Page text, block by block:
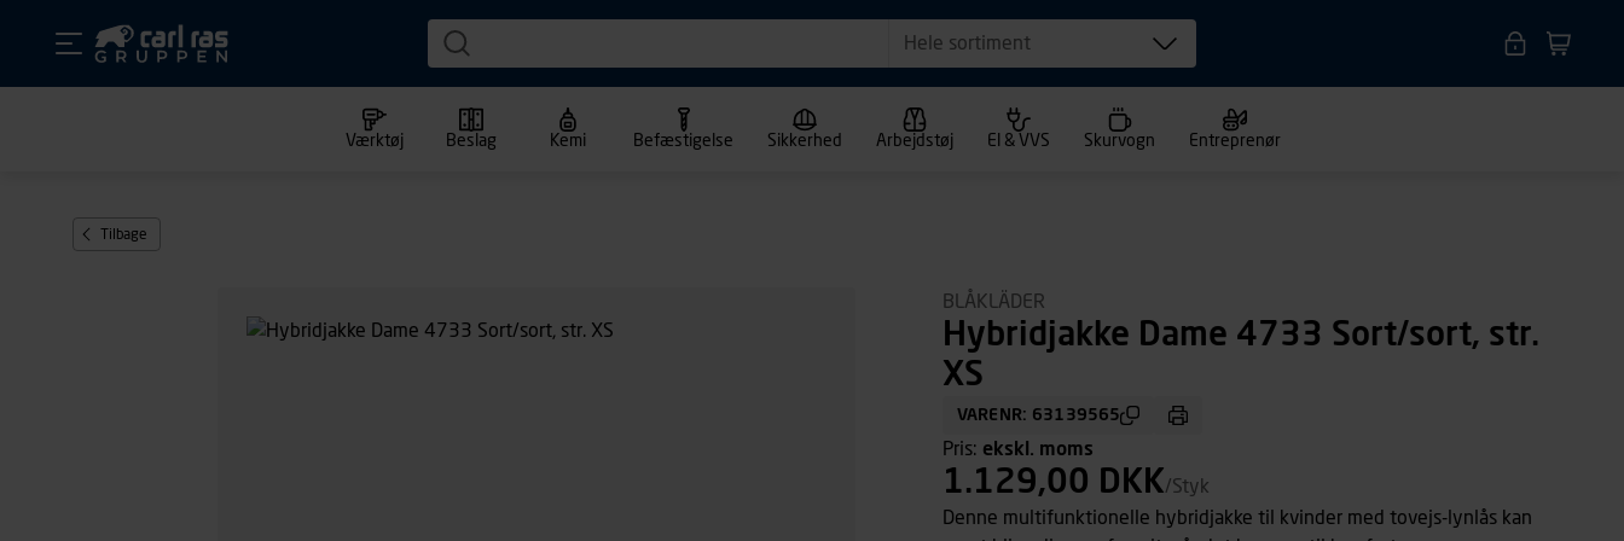
Hele sortiment
Værktøj Beslag Kemi Befæstigelse Sikkerhed Arbejdstøj El & VVS Skurvogn Entreprenør
Tilbage
BLÅKLÄDER
Hybridjakke Dame 4733 Sort/sort, str.
XS
VARENR: 63139565
Pris: ekskl. moms
1.129,00 DKK/Styk
Denne multifunktionelle hybridjakke til kvinder med tovejs-lynlås kan